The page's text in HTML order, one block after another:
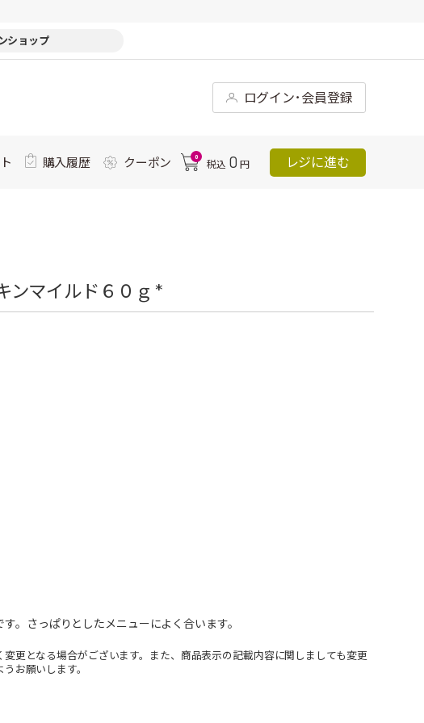
ショップ
ログイン･会員登録
購入履歴 クーポン 0
税込 0 円 レジに進む
マイルド６０ｇ *
。さっぱりとしたメニューによく合います。
更となる場合がございます。また、商品表示の記載内容に関しましても変更
お願いします。